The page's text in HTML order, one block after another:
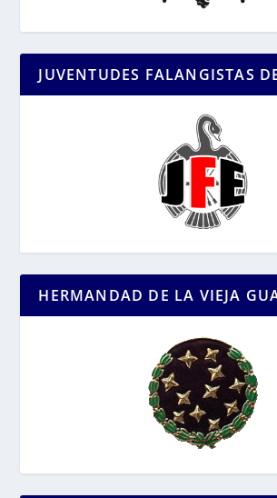
JUVENTUDES FALANGISTAS
HERMANDAD DE LA VIEJA